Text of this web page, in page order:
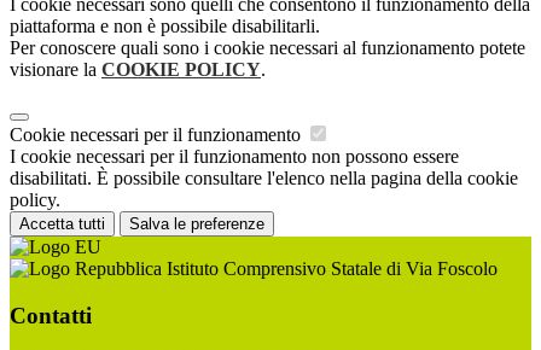
I cookie necessari sono quelli che consentono il funzionamento della
piattaforma e non è possibile disabilitarli.
Per conoscere quali sono i cookie necessari al funzionamento potete
visionare la COOKIE POLICY.
Cookie necessari per il funzionamento
I cookie necessari per il funzionamento non possono essere
disabilitati. È possibile consultare l'elenco nella pagina della cookie
policy.
Accetta tutti Salva le preferenze
Istituto Comprensivo Statale di Via Foscolo
Contatti